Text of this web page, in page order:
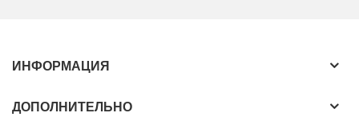
ИНФОРМАЦИЯ
ДОПОЛНИТЕЛЬНО